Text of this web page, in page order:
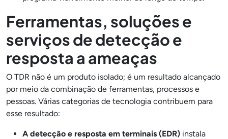
Ferramentas, soluções e
serviços de detecção e
resposta a ameaças
O TDR não é um produto isolado; é um resultado alcançado
por meio da combinação de ferramentas, processos e
pessoas. Várias categorias de tecnologia contribuem para
esse resultado:
A detecção e resposta em terminais (EDR) instala